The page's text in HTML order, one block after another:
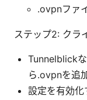
.ovpnファ
ステップ2: クラ
Tunnelblick
ら.ovpnを追
設定を有効